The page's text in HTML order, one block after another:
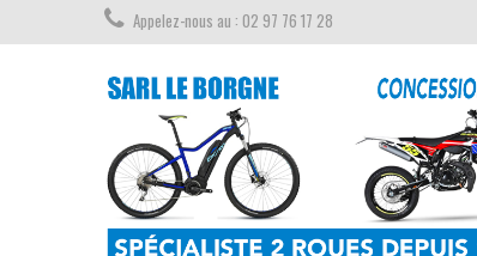
Appelez-nous au : 02 97 76 17 28